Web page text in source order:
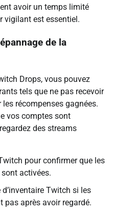
avoir un temps limité
vigilant est essentiel.
de la
Drops, vous pouvez
tels que ne pas recevoir
récompenses gagnées.
vos comptes sont
des streams
pour confirmer que les
activées.
Twitch si les
pas après avoir regardé.